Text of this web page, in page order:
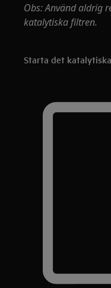
Obs: Använd aldrig
katalytiska filtren.
Starta det